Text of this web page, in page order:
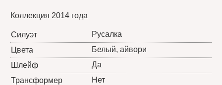
Коллекция 2014 года
Силуэт
Русалка
Цвета
Белый, айвори
Шлейф
Да
Трансформер
Нет